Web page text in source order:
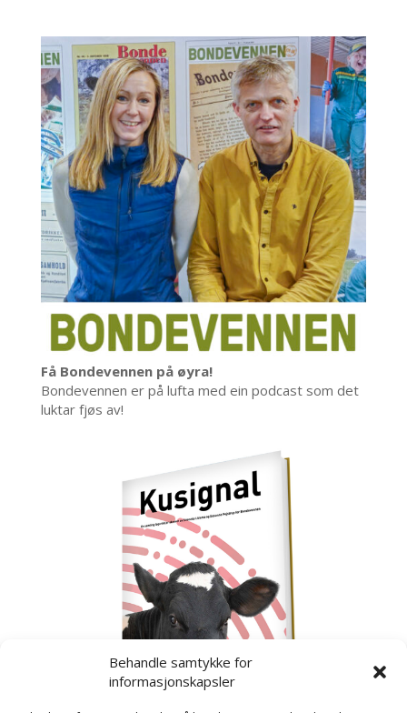
Behandle samtykke for
informasjonskapsler
Få Bondevennen på øyra!
Bondevennen er på lufta med ein podcast som det
luktar fjøs av!